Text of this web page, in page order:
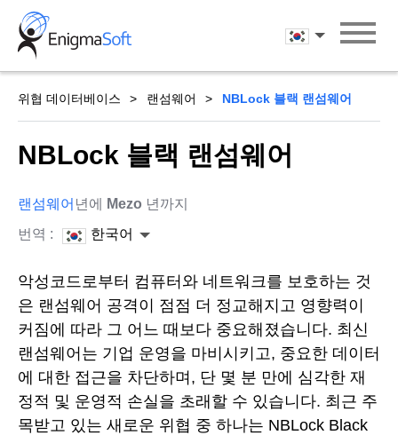
Skip
content
한국어
위협 데이터베이스 랜섬웨어 NBLock 블랙 랜섬웨어
NBLock 블랙 랜섬웨어
랜섬웨어 년에 Mezo 년까지
번역 :
한국어
악성코드로부터 컴퓨터와 네트워크를 보호하는 것
은 랜섬웨어 공격이 점점 더 정교해지고 영향력이
커짐에 따라 그 어느 때보다 중요해졌습니다. 최신
랜섬웨어는 기업 운영을 마비시키고, 중요한 데이터
에 대한 접근을 차단하며, 단 몇 분 만에 심각한 재
정적 및 운영적 손실을 초래할 수 있습니다. 최근 주
목받고 있는 새로운 위협 중 하나는 NBLock Black